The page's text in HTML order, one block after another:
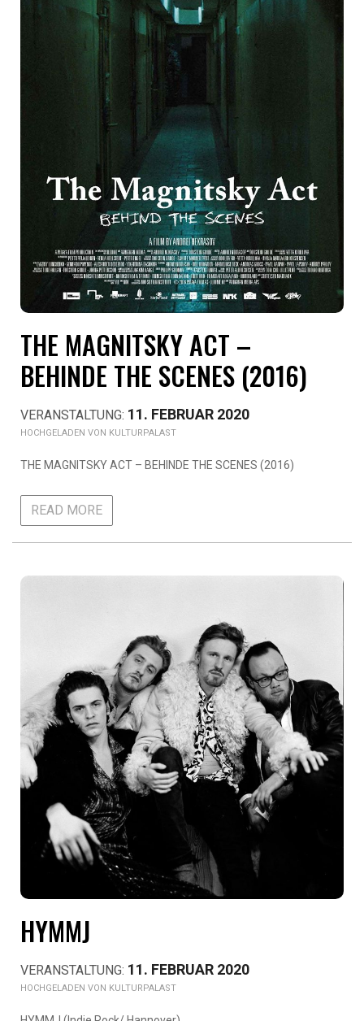
THE MAGNITSKY ACT –
BEHINDE THE SCENES (2016)
11. FEBRUAR 2020
KULTURPALAST
THE MAGNITSKY ACT – BEHINDE THE SCENES (2016)
READ MORE
HYMMJ
11. FEBRUAR 2020
KULTURPALAST